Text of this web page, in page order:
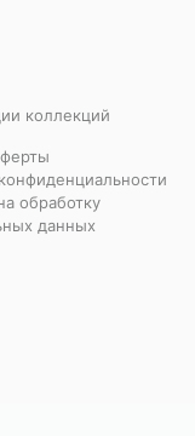
коллекций
обработку
данных